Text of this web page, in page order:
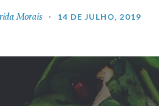
Morais 14 DE JULHO, 2019